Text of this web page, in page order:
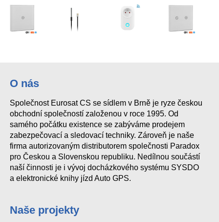
Tuya WiFi Switch AC1
O nás
Společnost Eurosat CS se sídlem v Brně je ryze českou
obchodní společností založenou v roce 1995. Od
samého počátku existence se zabýváme prodejem
zabezpečovací a sledovací techniky. Zároveň je naše
firma autorizovaným distributorem společnosti Paradox
pro Českou a Slovenskou republiku. Nedílnou součástí
naší činnosti je i vývoj docházkového systému SYSDO
a elektronické knihy jízd Auto GPS.
Naše projekty